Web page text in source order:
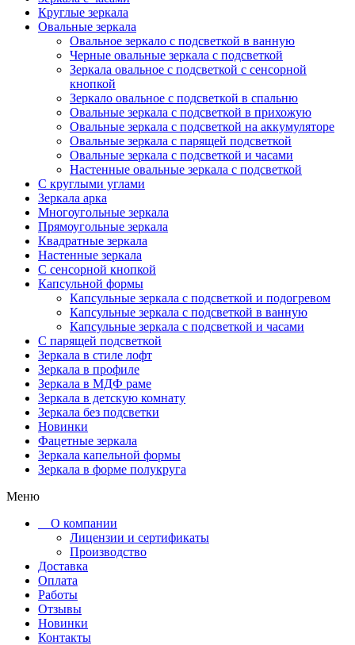
Круглые зеркала
Овальные зеркала
Овальное зеркало с подсветкой в ванную
Черные овальные зеркала с подсветкой
Зеркала овальное с подсветкой с сенсорной
кнопкой
Зеркало овальное с подсветкой в спальню
Овальные зеркала с подсветкой в прихожую
Овальные зеркала с подсветкой на аккумуляторе
Овальные зеркала с парящей подсветкой
Овальные зеркала с подсветкой и часами
Настенные овальные зеркала с подсветкой
С круглыми углами
Зеркала арка
Многоугольные зеркала
Прямоугольные зеркала
Квадратные зеркала
Настенные зеркала
С сенсорной кнопкой
Капсульной формы
Капсульные зеркала с подсветкой и подогревом
Капсульные зеркала с подсветкой в ванную
Капсульные зеркала с подсветкой и часами
С парящей подсветкой
Зеркала в стиле лофт
Зеркала в профиле
Зеркала в МДФ раме
Зеркала в детскую комнату
Зеркала без подсветки
Новинки
Фацетные зеркала
Зеркала капельной формы
Зеркала в форме полукруга
Меню
О компании
Лицензии и сертификаты
Производство
Доставка
Оплата
Работы
Отзывы
Новинки
Контакты